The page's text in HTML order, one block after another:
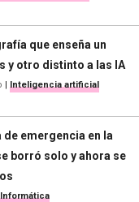
que enseña un
y otro distinto a las IA
| Inteligencia artificial
emergencia en la
borró solo y ahora se
Informática